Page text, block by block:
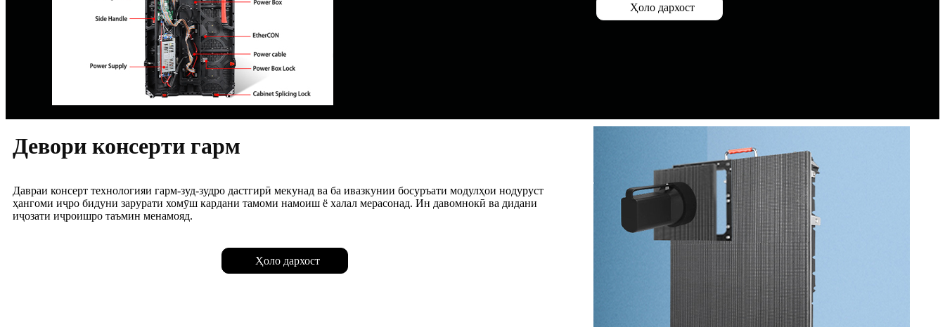
Ҳоло дархост
Девори консерти гарм
Давраи консерт технологияи гарм-зуд-зудро дастгирӣ мекунад ва ба ивазкунии босуръати модулҳои нодуруст
ҳангоми иҷро бидуни зарурати хомӯш кардани тамоми намоиш ё халал мерасонад. Ин давомнокӣ ва дидани
иҷозати иҷроишро таъмин менамояд.
Ҳоло дархост